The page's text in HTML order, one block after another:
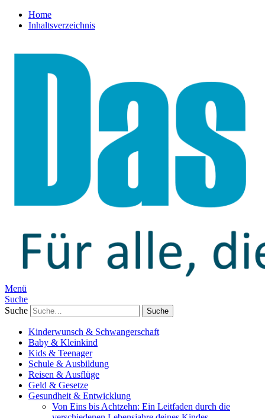
Home
Inhaltsverzeichnis
Menü
Suche
Suche
Kinderwunsch & Schwangerschaft
Baby & Kleinkind
Kids & Teenager
Schule & Ausbildung
Reisen & Ausflüge
Geld & Gesetze
Gesundheit & Entwicklung
Von Eins bis Achtzehn: Ein Leitfaden durch die